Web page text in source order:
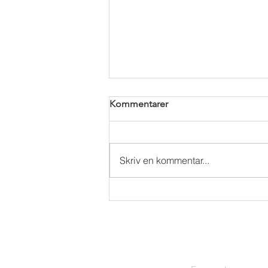
SÆSONSTART UDE 2023
Kommentarer
Skriv en kommentar...